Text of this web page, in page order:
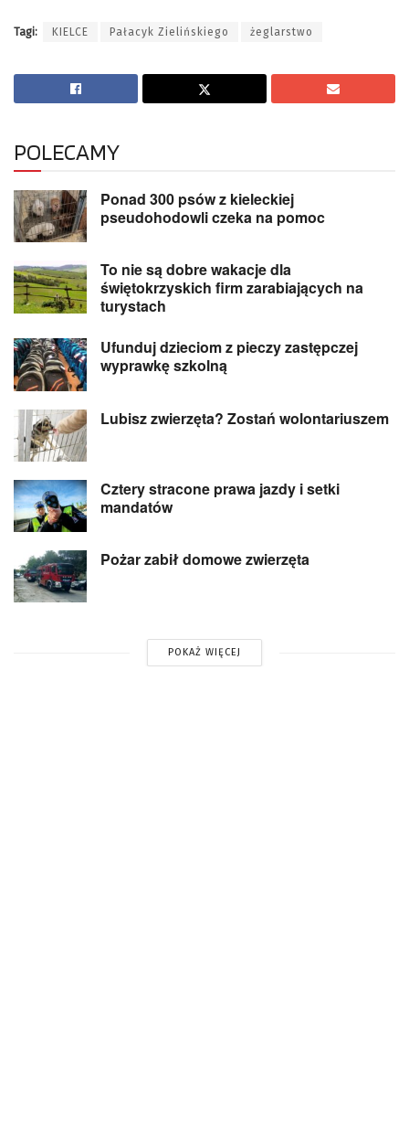
Tagi: KIELCE Pałacyk Zielińskiego żeglarstwo
POLECAMY
Ponad 300 psów z kieleckiej
pseudohodowli czeka na pomoc
To nie są dobre wakacje dla
świętokrzyskich firm zarabiających na
turystach
Ufunduj dzieciom z pieczy zastępczej
wyprawkę szkolną
Lubisz zwierzęta? Zostań wolontariuszem
Cztery stracone prawa jazdy i setki
mandatów
Pożar zabił domowe zwierzęta
POKAŻ WIĘCEJ